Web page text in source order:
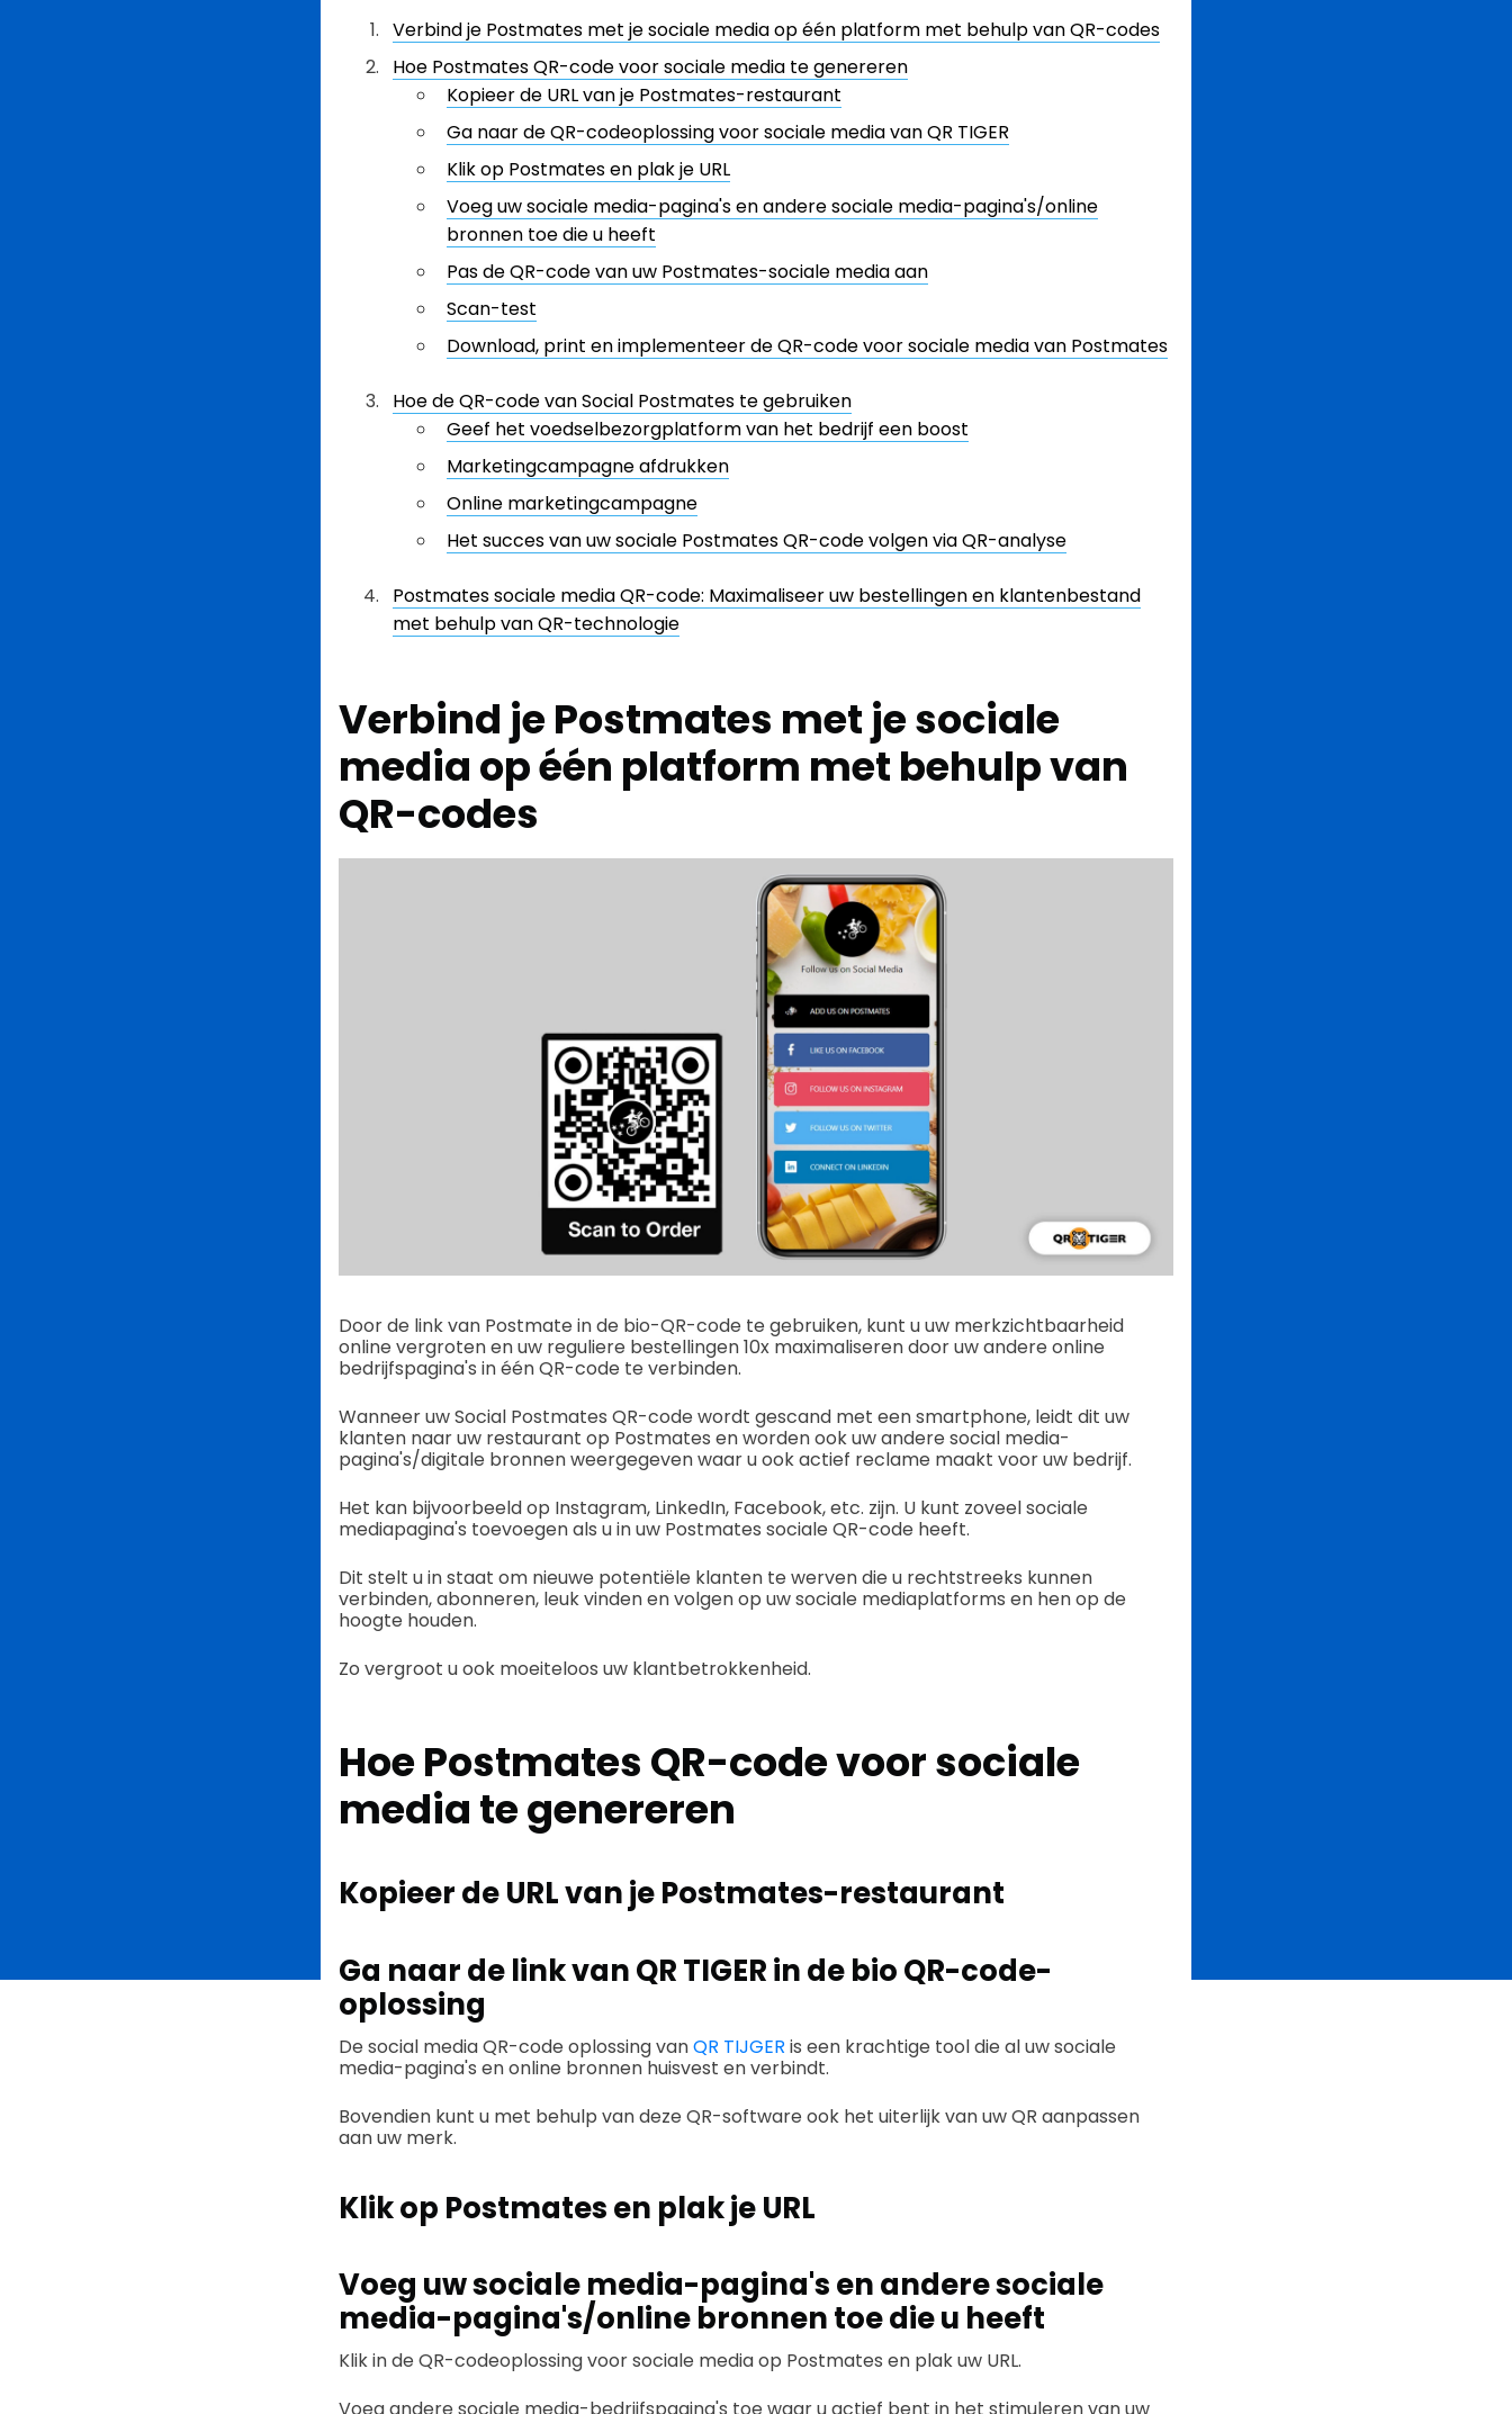
Verbind je Postmates met je sociale media op één platform met behulp van QR-codes
Hoe Postmates QR-code voor sociale media te genereren
Kopieer de URL van je Postmates-restaurant
Ga naar de QR-codeoplossing voor sociale media van QR TIGER
Klik op Postmates en plak je URL
Voeg uw sociale media-pagina's en andere sociale media-pagina's/online
bronnen toe die u heeft
Pas de QR-code van uw Postmates-sociale media aan
Scan-test
Download, print en implementeer de QR-code voor sociale media van Postmates
Hoe de QR-code van Social Postmates te gebruiken
Geef het voedselbezorgplatform van het bedrijf een boost
Marketingcampagne afdrukken
Online marketingcampagne
Het succes van uw sociale Postmates QR-code volgen via QR-analyse
Postmates sociale media QR-code: Maximaliseer uw bestellingen en klantenbestand
met behulp van QR-technologie
Verbind je Postmates met je sociale
media op één platform met behulp van
QR-codes
Door de link van Postmate in de bio-QR-code te gebruiken, kunt u uw merkzichtbaarheid
online vergroten en uw reguliere bestellingen 10x maximaliseren door uw andere online
bedrijfspagina's in één QR-code te verbinden.
Wanneer uw Social Postmates QR-code wordt gescand met een smartphone, leidt dit uw
klanten naar uw restaurant op Postmates en worden ook uw andere social media-
pagina's/digitale bronnen weergegeven waar u ook actief reclame maakt voor uw bedrijf.
Het kan bijvoorbeeld op Instagram, LinkedIn, Facebook, etc. zijn. U kunt zoveel sociale
mediapagina's toevoegen als u in uw Postmates sociale QR-code heeft.
Dit stelt u in staat om nieuwe potentiële klanten te werven die u rechtstreeks kunnen
verbinden, abonneren, leuk vinden en volgen op uw sociale mediaplatforms en hen op de
hoogte houden.
Zo vergroot u ook moeiteloos uw klantbetrokkenheid.
Hoe Postmates QR-code voor sociale
media te genereren
Kopieer de URL van je Postmates-restaurant
Ga naar de link van QR TIGER in de bio QR-code-
oplossing
De social media QR-code oplossing vanQR TIJGER is een krachtige tool die al uw sociale
media-pagina's en online bronnen huisvest en verbindt.
Bovendien kunt u met behulp van deze QR-software ook het uiterlijk van uw QR aanpassen
aan uw merk.
Klik op Postmates en plak je URL
Voeg uw sociale media-pagina's en andere sociale
media-pagina's/online bronnen toe die u heeft
Klik in de QR-codeoplossing voor sociale media op Postmates en plak uw URL.